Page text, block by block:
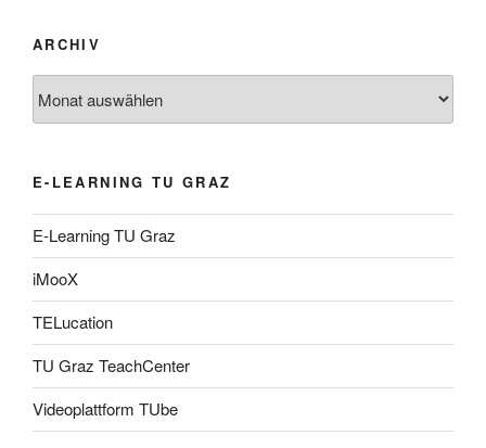
ARCHIV
E-LEARNING TU GRAZ
E-Learning TU Graz
iMooX
TELucation
TU Graz TeachCenter
Videoplattform TUbe